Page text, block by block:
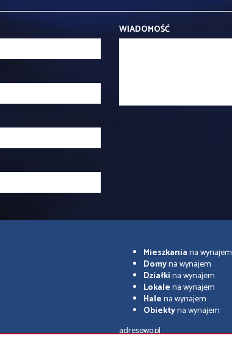
WIADOMOŚĆ
Mieszkaniana wynajem
Domyna wynajem
Działkina wynajem
Lokalena wynajem
Halena wynajem
Obiektyna wynajem
adresowo.pl